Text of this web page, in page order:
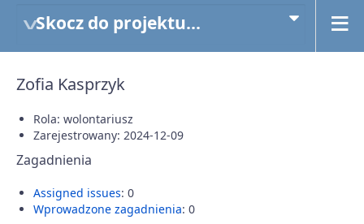
Skocz do projektu...
Zofia Kasprzyk
Rola: wolontariusz
Zarejestrowany: 2024-12-09
Zagadnienia
Assigned issues: 0
Wprowadzone zagadnienia: 0